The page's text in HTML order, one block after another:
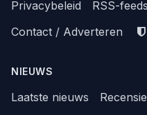
Privacybeleid
RSS-feeds
Contact / Adverteren
NIEUWS
Laatste nieuws